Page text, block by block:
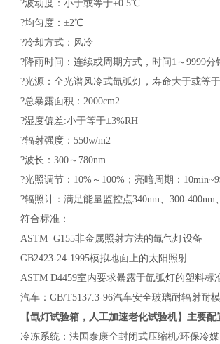
?波动度：小于或等于±0.5℃
?均匀度：±2℃
?冷却方式：风冷
?降雨时间：连续或周期方式，时间1～9999分
?光源：全光谱风冷式氙弧灯，寿命大于或等
?总暴露面积：2000cm2
?湿度偏差:小于等于±3%RH
?辐射强度：550w/m2
?波长：300～780nm
?光照调节：10%～100%；亮暗周期：
?辐照计：满足能量监控点340nm、300-400nm
符合标准：
ASTM G155非金属照射方法的氙气灯设备
GB2423-24-1995模拟地面上的太阳照射
ASTM D4459室内要求暴露于氙弧灯的塑料标
汽车：GB/T5137.3-96汽车安全玻璃耐辐射耐
【氙灯试验箱，人工加速老化试验机】主要配
冷冻系统：法国泰康全封闭式压缩机/环保冷媒